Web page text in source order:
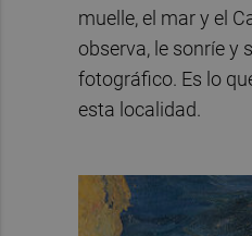
muelle, el mar y el
observa, le sonríe y
fotográfico. Es lo
esta localidad.